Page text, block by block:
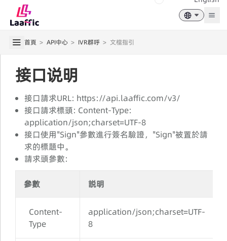
首頁 > API中心 > IVR群呼 > 文檔指引
接口说明
接口請求URL: https://api.laaffic.com/v3/
接口請求標頭: Content-Type:
application/json;charset=UTF-8
接口使用"Sign"參數進行簽名驗證，"Sign"被置於請
求的標題中。
請求頭參數:
參數 説明
Content-
Type
application/json;charset=UTF-
8